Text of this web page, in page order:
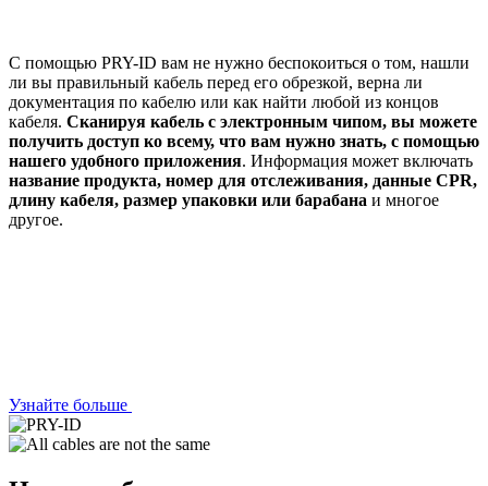
С помощью PRY-ID вам не нужно беспокоиться о том, нашли
ли вы правильный кабель перед его обрезкой, верна ли
документация по кабелю или как найти любой из концов
кабеля. Сканируя кабель с электронным чипом, вы можете
получить доступ ко всему, что вам нужно знать, с помощью
нашего удобного приложения. Информация может включать
название продукта, номер для отслеживания, данные CPR,
длину кабеля, размер упаковки или барабана и многое
другое.
Узнайте больше